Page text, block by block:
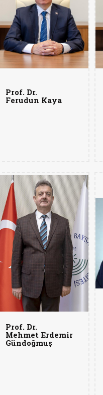
Prof. Dr.
Ferudun Kaya
Prof. Dr.
Mehmet Erdemir
Gündoğmuş